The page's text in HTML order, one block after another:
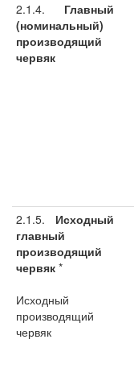
2.1.4. Главный
(номинальный)
производящий
червяк
2.1.5. Исходный
главный
производящий
червяк *
Исходный
производящий
червяк